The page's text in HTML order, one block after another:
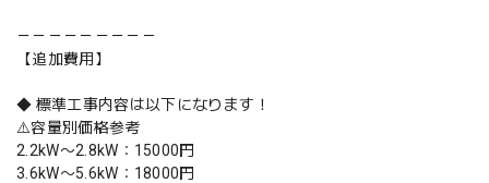
－－－－－－－－－
【追加費用】
◆ 標準工事内容は以下になります！
⚠️容量別価格参考
2.2kW〜2.8kW：15000円
3.6kW〜5.6kW：18000円